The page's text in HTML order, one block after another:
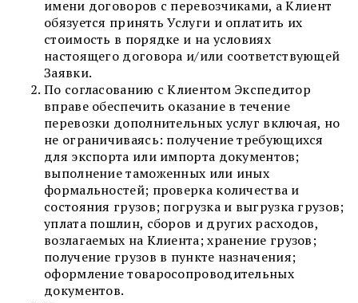
имени договоров с перевозчиками, а Клиент
обязуется принять Услуги и оплатить их
стоимость в порядке и на условиях
настоящего договора и/или соответствующей
Заявки.
По согласованию с Клиентом Экспедитор
вправе обеспечить оказание в течение
перевозки дополнительных услуг включая, но
не ограничиваясь: получение требующихся
для экспорта или импорта документов;
выполнение таможенных или иных
формальностей; проверка количества и
состояния грузов; погрузка и выгрузка грузов;
уплата пошлин, сборов и других расходов,
возлагаемых на Клиента; хранение грузов;
получение грузов в пункте назначения;
оформление товаросопроводительных
документов.